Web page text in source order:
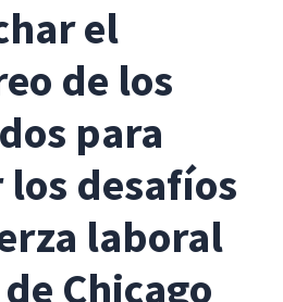
el
de los
para
desafíos
laboral
Chicago